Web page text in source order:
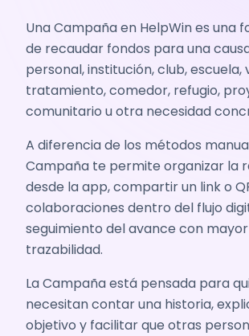
Una Campaña en HelpWin es una
de recaudar fondos para una
personal, institución, club, escuela,
tratamiento, comedor, refugio,
comunitario u otra necesidad
A diferencia de los métodos
Campaña te permite organizar la
desde la app, compartir un link o
colaboraciones dentro del flujo
seguimiento del avance con
trazabilidad.
La Campaña está pensada para
necesitan contar una historia,
objetivo y facilitar que otras